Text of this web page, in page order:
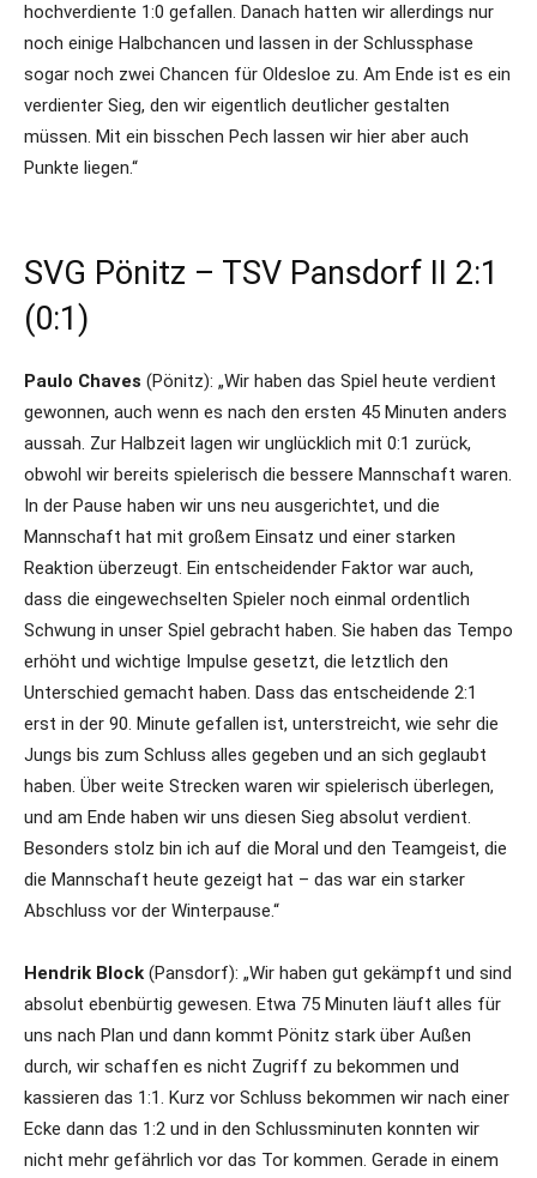
hochverdiente 1:0 gefallen. Danach hatten wir allerdings nur
noch einige Halbchancen und lassen in der Schlussphase
sogar noch zwei Chancen für Oldesloe zu. Am Ende ist es ein
verdienter Sieg, den wir eigentlich deutlicher gestalten
müssen. Mit ein bisschen Pech lassen wir hier aber auch
Punkte liegen.“
SVG Pönitz – TSV Pansdorf II 2:1
(0:1)
Paulo Chaves (Pönitz): „Wir haben das Spiel heute verdient
gewonnen, auch wenn es nach den ersten 45 Minuten anders
aussah. Zur Halbzeit lagen wir unglücklich mit 0:1 zurück,
obwohl wir bereits spielerisch die bessere Mannschaft waren.
In der Pause haben wir uns neu ausgerichtet, und die
Mannschaft hat mit großem Einsatz und einer starken
Reaktion überzeugt. Ein entscheidender Faktor war auch,
dass die eingewechselten Spieler noch einmal ordentlich
Schwung in unser Spiel gebracht haben. Sie haben das Tempo
erhöht und wichtige Impulse gesetzt, die letztlich den
Unterschied gemacht haben. Dass das entscheidende 2:1
erst in der 90. Minute gefallen ist, unterstreicht, wie sehr die
Jungs bis zum Schluss alles gegeben und an sich geglaubt
haben. Über weite Strecken waren wir spielerisch überlegen,
und am Ende haben wir uns diesen Sieg absolut verdient.
Besonders stolz bin ich auf die Moral und den Teamgeist, die
die Mannschaft heute gezeigt hat – das war ein starker
Abschluss vor der Winterpause.“
Hendrik Block (Pansdorf): „Wir haben gut gekämpft und sind
absolut ebenbürtig gewesen. Etwa 75 Minuten läuft alles für
uns nach Plan und dann kommt Pönitz stark über Außen
durch, wir schaffen es nicht Zugriff zu bekommen und
kassieren das 1:1. Kurz vor Schluss bekommen wir nach einer
Ecke dann das 1:2 und in den Schlussminuten konnten wir
nicht mehr gefährlich vor das Tor kommen. Gerade in einem